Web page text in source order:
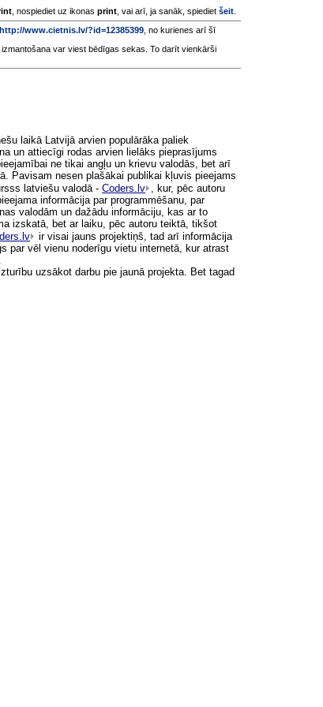
, nospiediet uz ikonas print , vai arī, ja sanāk, spiediet šeit
http://www.cietnis.lv/?id=12385399 , no kurienes arī šī
var viest bēdīgas sekas. To darīt vienkārši
laikā Latvijā arvien populārāka paliek
un attiecīgi rodas arvien lielāks pieprasījums
ne tikai angļu un krievu valodās, bet arī
Pavisam nesen plašākai publikai kļuvis pieejams
latviešu valodā - Coders.lv , kur, pēc autoru
informācija par programmēšanu, par
valodām un dažādu informāciju, kas ar to
izskatā, bet ar laiku, pēc autoru teiktā, tikšot
ir visai jauns projektiņš, tad arī informācija
par vēl vienu noderīgu vietu internetā, kur atrast
uzsākot darbu pie jaunā projekta. Bet tagad